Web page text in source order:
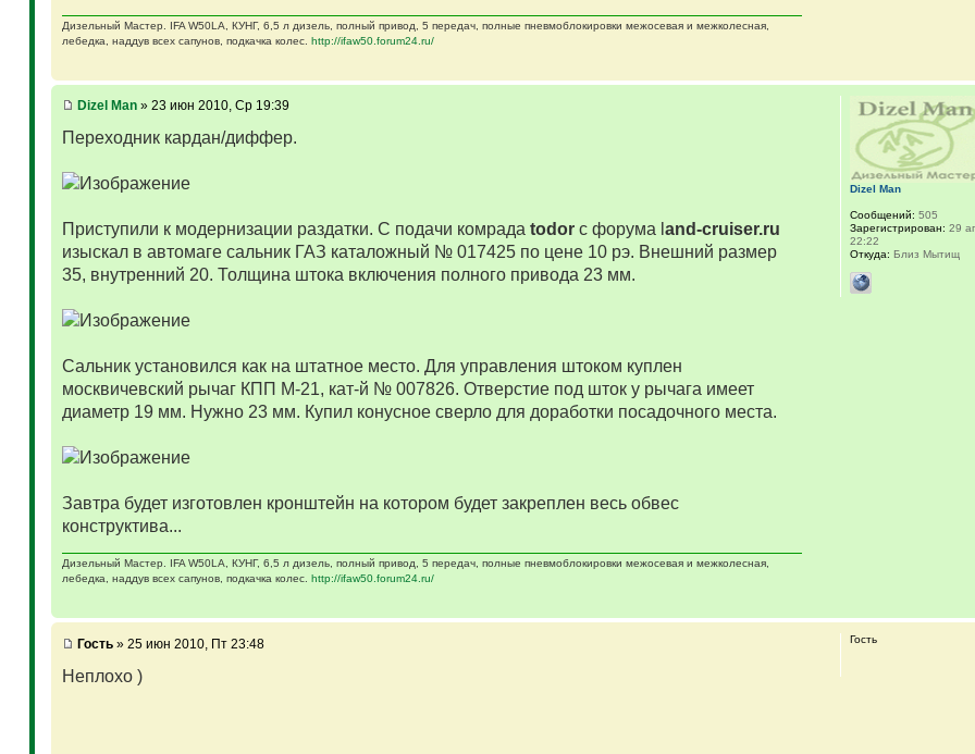
Дизельный Мастер. IFA W50LA, КУНГ, 6,5 л дизель, полный привод, 5 передач, полные пневмоблокировки межосевая и межколесная,
лебедка, наддув всех сапунов, подкачка колес. http://ifaw50.forum24.ru/
Dizel Man» 23 июн 2010, Ср 19:39
Переходник кардан/диффер.
Приступили к модернизации раздатки. С подачи комрада todorс форума l and-cruiser.ru
изыскал в автомаге сальник ГАЗ каталожный № 017425 по цене 10 рэ. Внешний размер
35, внутренний 20. Толщина штока включения полного привода 23 мм.
Сальник установился как на штатное место. Для управления штоком куплен
москвичевский рычаг КПП М-21, кат-й № 007826. Отверстие под шток у рычага имеет
диаметр 19 мм. Нужно 23 мм. Купил конусное сверло для доработки посадочного места.
Завтра будет изготовлен кронштейн на котором будет закреплен весь обвес
конструктива...
Дизельный Мастер. IFA W50LA, КУНГ, 6,5 л дизель, полный привод, 5 передач, полные пневмоблокировки межосевая и межколесная,
лебедка, наддув всех сапунов, подкачка колес. http://ifaw50.forum24.ru/
Dizel Man
Сообщений: 505
Зарегистрирован: 29
22:22
Откуда: Близ Мытищ
Гость» 25 июн 2010, Пт 23:48
Неплохо )
Гость